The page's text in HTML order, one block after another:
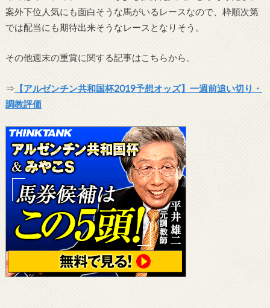
案外下位人気にも面白そうな馬がいるレースなので、枠順次第
では配当にも期待出来そうなレースとなりそう。
その他週末の重賞に関する記事はこちらから。
⇒ 【アルゼンチン共和国杯2019予想オッズ】一週前追い切り・
調教評価